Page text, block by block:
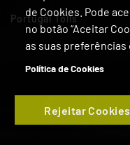
de Cookies. Pode
no botão “Aceitar
as suas preferências
Política de Cookies
Rejeitar Cookies
Portugal Tolls